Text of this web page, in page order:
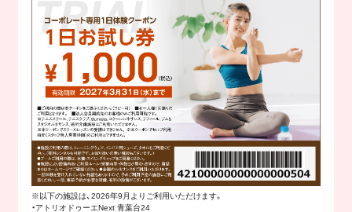
※以下の施設は、2026年9月よりご利用いただけます。
・アトリオドゥーエNext 青葉台24